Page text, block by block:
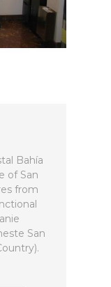
Bahía
of San
from
San